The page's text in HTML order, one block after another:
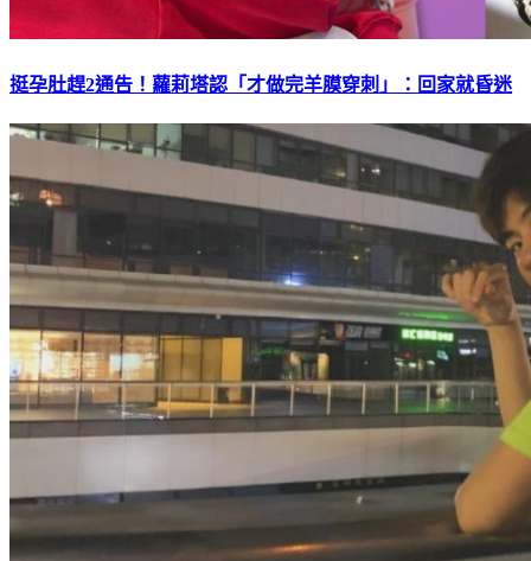
挺孕肚趕2通告！蘿莉塔認「才做完羊膜穿刺」：回家就昏迷